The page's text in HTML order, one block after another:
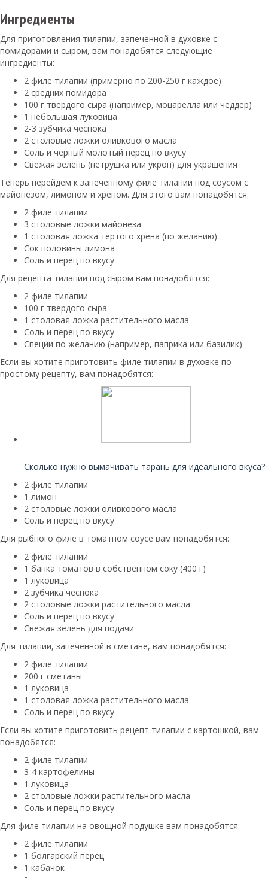
Ингредиенты
Для приготовления тилапии, запеченной в духовке с
помидорами и сыром, вам понадобятся следующие
ингредиенты:
2 филе тилапии (примерно по 200-250 г каждое)
2 средних помидора
100 г твердого сыра (например, моцарелла или чеддер)
1 небольшая луковица
2-3 зубчика чеснока
2 столовые ложки оливкового масла
Соль и черный молотый перец по вкусу
Свежая зелень (петрушка или укроп) для украшения
Теперь перейдем к запеченному филе тилапии под соусом с
майонезом, лимоном и хреном. Для этого вам понадобятся:
2 филе тилапии
3 столовые ложки майонеза
1 столовая ложка тертого хрена (по желанию)
Сок половины лимона
Соль и перец по вкусу
Для рецепта тилапии под сыром вам понадобятся:
2 филе тилапии
100 г твердого сыра
1 столовая ложка растительного масла
Соль и перец по вкусу
Специи по желанию (например, паприка или базилик)
Если вы хотите приготовить филе тилапии в духовке по
простому рецепту, вам понадобятся:
Сколько нужно вымачивать тарань для идеального вкуса?
2 филе тилапии
1 лимон
2 столовые ложки оливкового масла
Соль и перец по вкусу
Для рыбного филе в томатном соусе вам понадобятся:
2 филе тилапии
1 банка томатов в собственном соку (400 г)
1 луковица
2 зубчика чеснока
2 столовые ложки растительного масла
Соль и перец по вкусу
Свежая зелень для подачи
Для тилапии, запеченной в сметане, вам понадобятся:
2 филе тилапии
200 г сметаны
1 луковица
1 столовая ложка растительного масла
Соль и перец по вкусу
Если вы хотите приготовить рецепт тилапии с картошкой, вам
понадобятся:
2 филе тилапии
3-4 картофелины
1 луковица
2 столовые ложки растительного масла
Соль и перец по вкусу
Для филе тилапии на овощной подушке вам понадобятся:
2 филе тилапии
1 болгарский перец
1 кабачок